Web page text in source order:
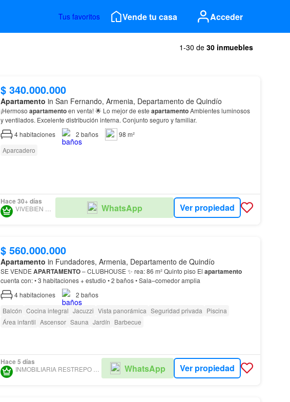
Tus favoritos Vende tu casa Acceder
1-30 de 30 inmuebles
$ 340.000.000
Apartamento in San Fernando, Armenia, Departamento de Quindío
¡Hermoso apartamentoen venta! 🌟 Lo mejor de este apartamentoAmbientes luminosos
y ventilados. Excelente distribución interna. Conjunto seguro y familiar.
4habitaciones 2 baños
98 m²
Aparcadero
Hace 30+ días
VIVEBIEN QUINDÍO WhatsApp Ver propiedad
$ 560.000.000
Apartamento in Fundadores, Armenia, Departamento de Quindío
SE VENDE APARTAMENTO – CLUBHOUSE ✨ rea: 86 m² Quinto piso El apartamento
cuenta con: • 3 habitaciones + estudio • 2 baños • Sala–comedor amplia
4habitaciones 2 baños
Balcón Cocina integral Jacuzzi Vista panorámica Seguridad privada Piscina
Área infantil Ascensor Sauna Jardín Barbecue
Hace 5 días
INMOBILIARIA RESTREPO Y VASQUEZ - NUEVO TIPO DE OBJETO DEAL WhatsApp Ver propiedad